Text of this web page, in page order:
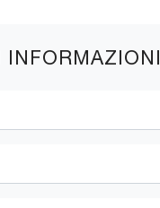
INFORMAZIONI